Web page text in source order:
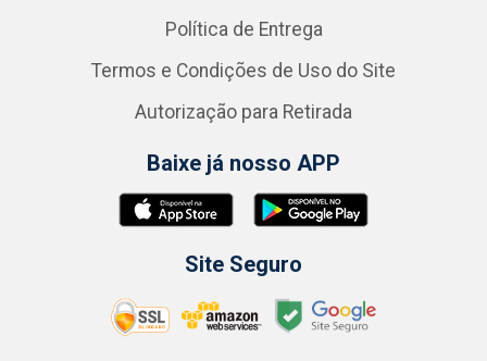
Política de Entrega
Termos e Condições de Uso do Site
Autorização para Retirada
Baixe já nosso APP
Site Seguro